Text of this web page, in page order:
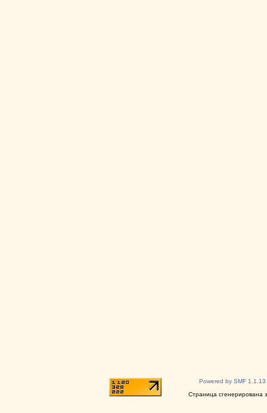
Powered by SMF 1.1.13
Страница сгенерирована